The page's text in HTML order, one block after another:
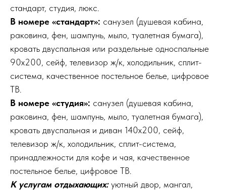
стандарт, студия, люкс.
В номере «стандарт»: санузел (душевая кабина,
раковина, фен, шампунь, мыло, туалетная бумага),
кровать двуспальная или раздельные односпальные
90х200, сейф, телевизор ж/к, холодильник, сплит-
система, качественное постельное белье, цифровое
ТВ.
В номере «студия»: санузел (душевая кабина,
раковина, фен, шампунь, мыло, туалетная бумага),
кровать двуспальная и диван 140х200, сейф,
телевизор ж/к, холодильник, сплит-система,
принадлежности для кофе и чая, качественное
постельное белье, цифровое ТВ.
К услугам отдыхающих:уютный двор, мангал,